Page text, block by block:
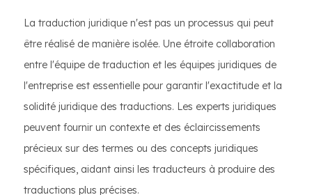
La traduction juridique n'est pas un processus qui peut
être réalisé de manière isolée. Une étroite collaboration
entre l'équipe de traduction et les équipes juridiques de
l'entreprise est essentielle pour garantir l'exactitude et la
solidité juridique des traductions. Les experts juridiques
peuvent fournir un contexte et des éclaircissements
précieux sur des termes ou des concepts juridiques
spécifiques, aidant ainsi les traducteurs à produire des
traductions plus précises.